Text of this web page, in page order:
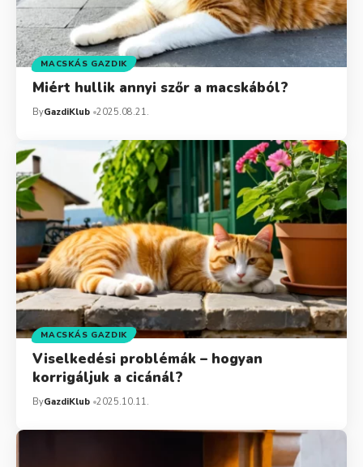
MACSKÁS GAZDIK
Miért hullik annyi szőr a macskából?
ByGazdiKlub 2025.08.21.
MACSKÁS GAZDIK
Viselkedési problémák – hogyan
korrigáljuk a cicánál?
ByGazdiKlub 2025.10.11.